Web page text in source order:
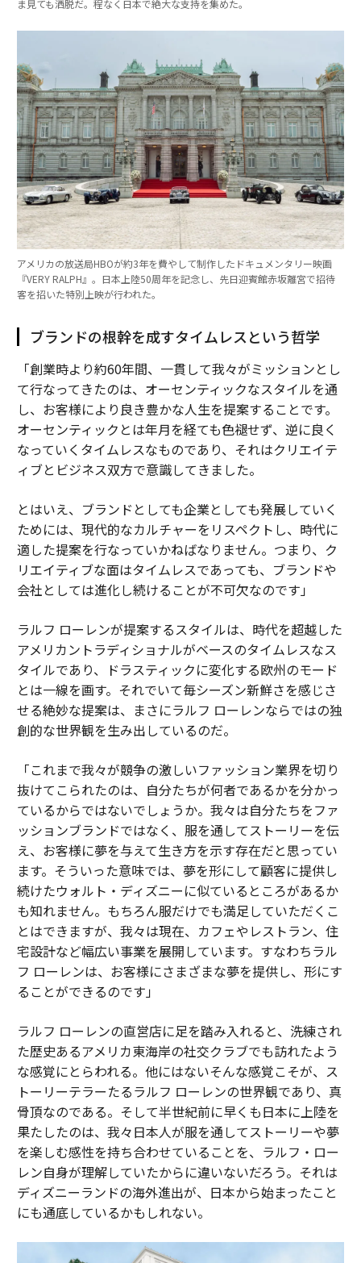
ま見ても洒脱だ。程なく日本で絶大な支持を集めた。
アメリカの放送局HBOが約3年を費やして制作したドキュメンタリー映画
『VERY RALPH』。日本上陸50周年を記念し、先日迎賓館赤坂離宮で招待
客を招いた特別上映が行われた。
ブランドの根幹を成すタイムレスという哲学
「創業時より約60年間、一貫して我々がミッションとし
て行なってきたのは、オーセンティックなスタイルを通
し、お客様により良き豊かな人生を提案することです。
オーセンティックとは年月を経ても色褪せず、逆に良く
なっていくタイムレスなものであり、それはクリエイテ
ィブとビジネス双方で意識してきました。
とはいえ、ブランドとしても企業としても発展していく
ためには、現代的なカルチャーをリスペクトし、時代に
適した提案を行なっていかねばなりません。つまり、ク
リエイティブな面はタイムレスであっても、ブランドや
会社としては進化し続けることが不可欠なのです」
ラルフ ローレンが提案するスタイルは、時代を超越した
アメリカントラディショナルがベースのタイムレスなス
タイルであり、ドラスティックに変化する欧州のモード
とは一線を画す。それでいて毎シーズン新鮮さを感じさ
せる絶妙な提案は、まさにラルフ ローレンならではの独
創的な世界観を生み出しているのだ。
「これまで我々が競争の激しいファッション業界を切り
抜けてこられたのは、自分たちが何者であるかを分かっ
ているからではないでしょうか。我々は自分たちをファ
ッションブランドではなく、服を通してストーリーを伝
え、お客様に夢を与えて生き方を示す存在だと思ってい
ます。そういった意味では、夢を形にして顧客に提供し
続けたウォルト・ディズニーに似ているところがあるか
も知れません。もちろん服だけでも満足していただくこ
とはできますが、我々は現在、カフェやレストラン、住
宅設計など幅広い事業を展開しています。すなわちラル
フ ローレンは、お客様にさまざまな夢を提供し、形にす
ることができるのです」
ラルフ ローレンの直営店に足を踏み入れると、洗練され
た歴史あるアメリカ東海岸の社交クラブでも訪れたよう
な感覚にとらわれる。他にはないそんな感覚こそが、ス
トーリーテラーたるラルフ ローレンの世界観であり、真
骨頂なのである。そして半世紀前に早くも日本に上陸を
果たしたのは、我々日本人が服を通してストーリーや夢
を楽しむ感性を持ち合わせていることを、ラルフ・ロー
レン自身が理解していたからに違いないだろう。それは
ディズニーランドの海外進出が、日本から始まったこと
にも通底しているかもしれない。